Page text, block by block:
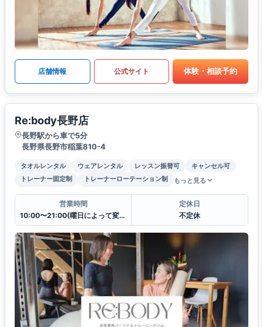
店舗情報 公式サイト 体験・相談予約
Re:body長野店
長野駅から車で5分
長野県長野市稲葉810-4
タオルレンタル ウェアレンタル レッスン振替可
キャンセル可
トレーナー固定制
トレーナーローテーション制 もっと見る
営業時間
10:00〜21:00(曜日によって変更有)
定休日
不定休